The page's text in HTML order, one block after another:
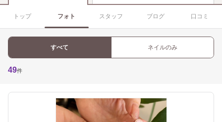
トップ フォト スタッフ ブログ 口コミ
すべて ネイルのみ
49件